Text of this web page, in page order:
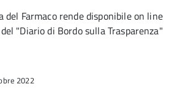
del Farmaco rende disponibile on line
"Diario di Bordo sulla Trasparenza"
2022